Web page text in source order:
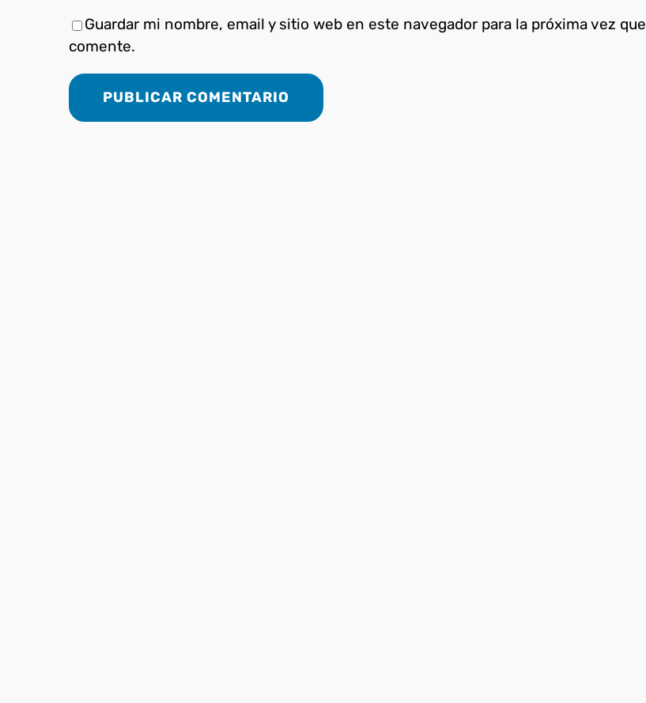
Guardar mi nombre, email y sitio web en este navegador para la próxima vez que
comente.